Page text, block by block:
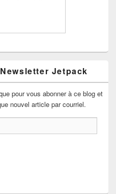
Jetpack
pour vous abonner à ce blog et
nouvel article par courriel.